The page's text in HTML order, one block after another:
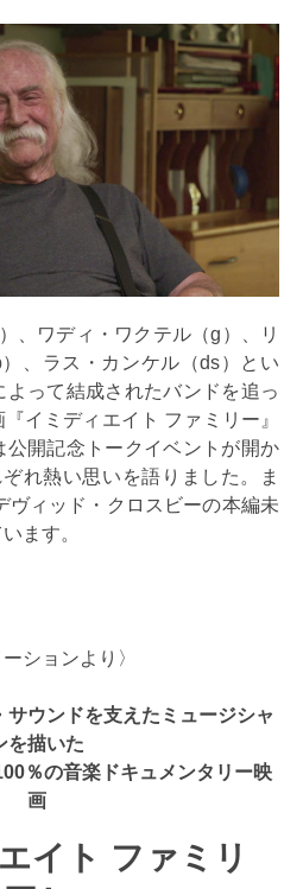
、ワディ・ワクテル（g）、リ
、ラス・カンケル（ds）とい
よって結成されたバンドを追っ
イミディエイト ファミリー』
公開記念トークイベントが開か
れ熱い思いを語りました。ま
ヴィッド・クロスビーの本編未
ます。
ションより〉
ウンドを支えたミュージシャ
を描いた
％の音楽ドキュメンタリー映
画
イト ファミリ